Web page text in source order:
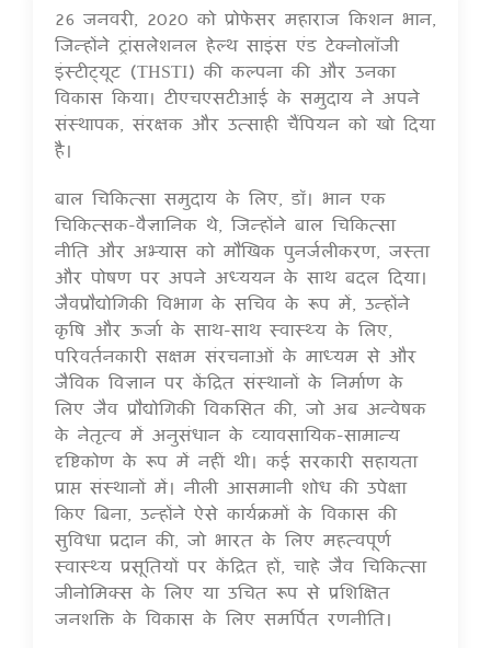
16 Jul 2020
26 जनवरी, 2020 को प्रोफेसर महाराज किशन भान,
जिन्होंने ट्रांसलेशनल हेल्थ साइंस एंड टेक्नोलॉजी
इंस्टीट्यूट (THSTI) की कल्पना की और उनका
विकास किया। टीएचएसटीआई के समुदाय ने अपने
संस्थापक, संरक्षक और उत्साही चैंपियन को खो दिया
है।
बाल चिकित्सा समुदाय के लिए, डॉ। भान एक
चिकित्सक-वैज्ञानिक थे, जिन्होंने बाल चिकित्सा
नीति और अभ्यास को मौखिक पुनर्जलीकरण, जस्ता
और पोषण पर अपने अध्ययन के साथ बदल दिया।
जैवप्रौद्योगिकी विभाग के सचिव के रूप में, उन्होंने
कृषि और ऊर्जा के साथ-साथ स्वास्थ्य के लिए,
परिवर्तनकारी सक्षम संरचनाओं के माध्यम से और
जैविक विज्ञान पर केंद्रित संस्थानों के निर्माण के
लिए जैव प्रौद्योगिकी विकसित की, जो अब अन्वेषक
के नेतृत्व में अनुसंधान के व्यावसायिक-सामान्य
दृष्टिकोण के रूप में नहीं थी। कई सरकारी सहायता
प्राप्त संस्थानों में। नीली आसमानी शोध की उपेक्षा
किए बिना, उन्होंने ऐसे कार्यक्रमों के विकास की
सुविधा प्रदान की, जो भारत के लिए महत्वपूर्ण
स्वास्थ्य प्रसूतियों पर केंद्रित हों, चाहे जैव चिकित्सा
जीनोमिक्स के लिए या उचित रूप से प्रशिक्षित
जनशक्ति के विकास के लिए समर्पित रणनीति।